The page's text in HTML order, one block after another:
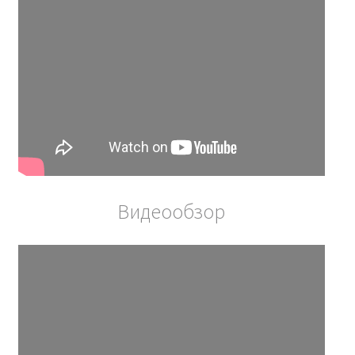
смартфона появится зеленая галочка, что будет
свидетельствовать об его подлинности и
Видеообзор